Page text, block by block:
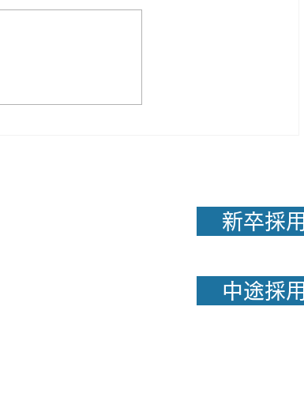
い理由
新卒採用
中途採用